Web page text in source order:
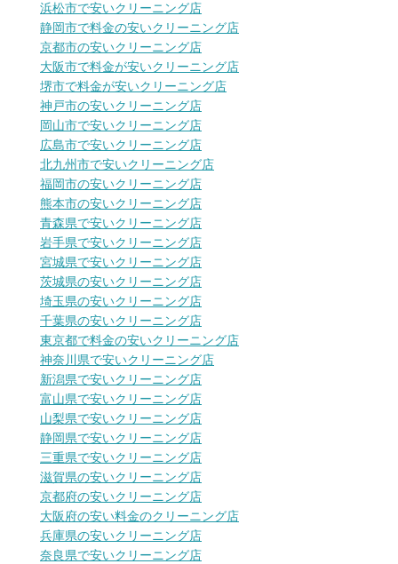
浜松市で安いクリーニング店
静岡市で料金の安いクリーニング店
京都市の安いクリーニング店
大阪市で料金が安いクリーニング店
堺市で料金が安いクリーニング店
神戸市の安いクリーニング店
岡山市で安いクリーニング店
広島市で安いクリーニング店
北九州市で安いクリーニング店
福岡市の安いクリーニング店
熊本市の安いクリーニング店
青森県で安いクリーニング店
岩手県で安いクリーニング店
宮城県で安いクリーニング店
茨城県の安いクリーニング店
埼玉県の安いクリーニング店
千葉県の安いクリーニング店
東京都で料金の安いクリーニング店
神奈川県で安いクリーニング店
新潟県で安いクリーニング店
富山県で安いクリーニング店
山梨県で安いクリーニング店
静岡県で安いクリーニング店
三重県で安いクリーニング店
滋賀県の安いクリーニング店
京都府の安いクリーニング店
大阪府の安い料金のクリーニング店
兵庫県の安いクリーニング店
奈良県で安いクリーニング店